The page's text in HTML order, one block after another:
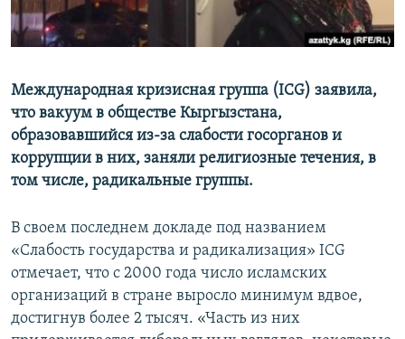
Международная кризисная группа (ICG) заявила,
что вакуум в обществе Кыргызстана,
образовавшийся из-за слабости госорганов и
коррупции в них, заняли религиозные течения, в
том числе, радикальные группы.
В своем последнем докладе под названием
«Слабость государства и радикализация» ICG
отмечает, что с 2000 года число исламских
организаций в стране выросло минимум вдвое,
достигнув более 2 тысяч. «Часть из них